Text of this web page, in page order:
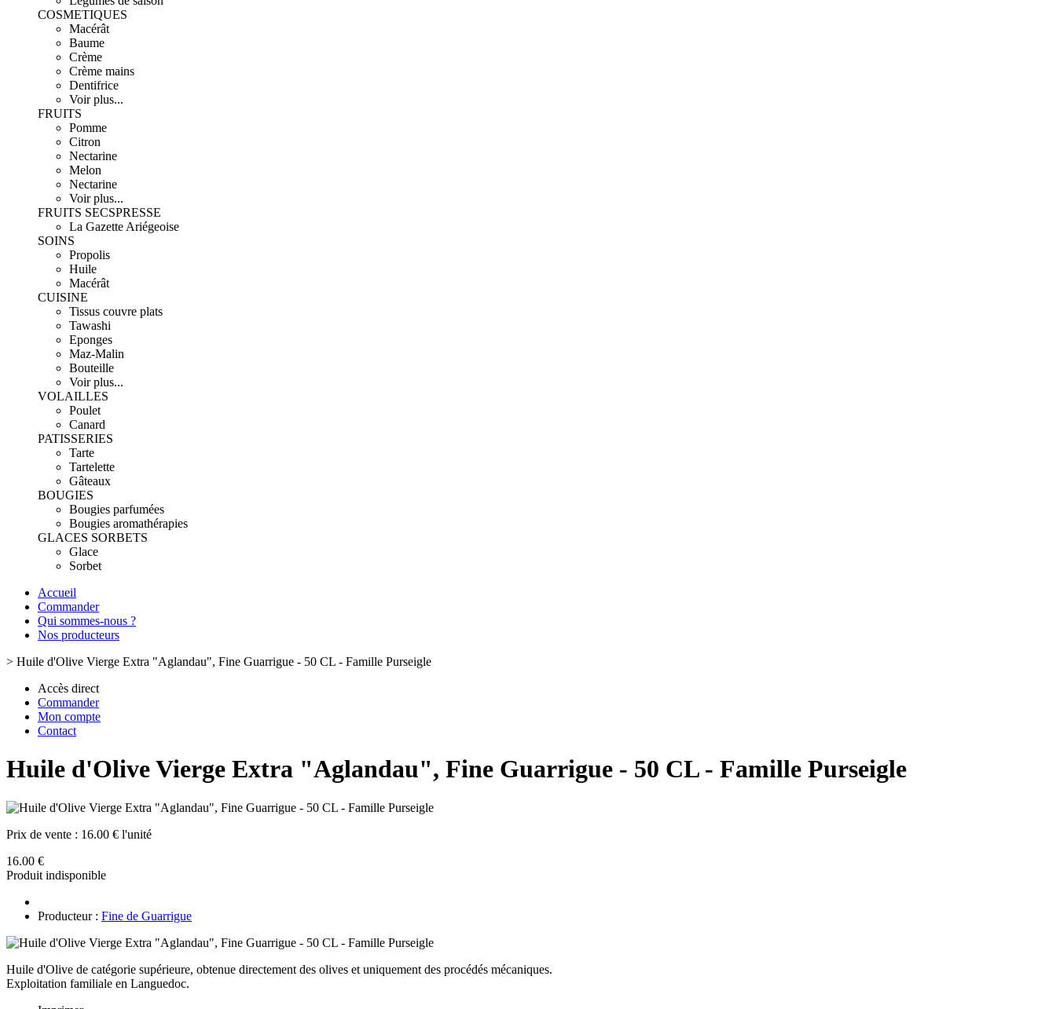
COSMETIQUES
Macérât
Baume
Crème
Crème mains
Dentifrice
Voir plus...
FRUITS
Pomme
Citron
Nectarine
Melon
Nectarine
Voir plus...
FRUITS SECSPRESSE
La Gazette Ariégeoise
SOINS
Propolis
Huile
Macérât
CUISINE
Tissus couvre plats
Tawashi
Eponges
Maz-Malin
Bouteille
Voir plus...
VOLAILLES
Poulet
Canard
PATISSERIES
Tarte
Tartelette
Gâteaux
BOUGIES
Bougies parfumées
Bougies aromathérapies
GLACES SORBETS
Glace
Sorbet
Accueil
Commander
Qui sommes-nous ?
Nos producteurs
> Huile d'Olive Vierge Extra "Aglandau", Fine Guarrigue - 50 CL - Famille Purseigle
Accès direct
Commander
Mon compte
Contact
Huile d'Olive Vierge Extra "Aglandau", Fine Guarrigue - 50 CL - Famille Purseigle
Prix de vente : 16.00 € l'unité
16.00 €
Produit indisponible
Producteur : Fine de Guarrigue
Huile d'Olive de catégorie supérieure, obtenue directement des olives et uniquement des procédés mécaniques.
Exploitation familiale en Languedoc.